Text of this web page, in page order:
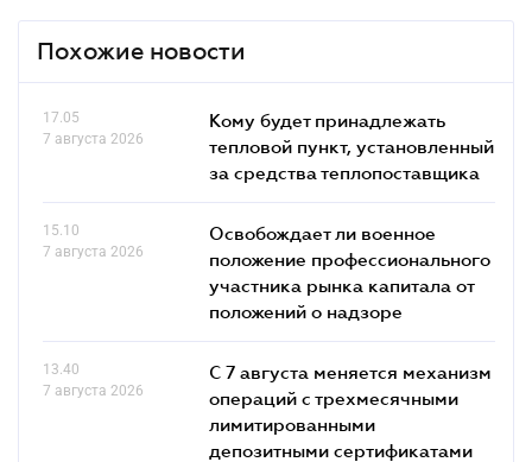
Похожие новости
17.05
7 августа 2026
Кому будет принадлежать
тепловой пункт, установленный
за средства теплопоставщика
15.10
7 августа 2026
Освобождает ли военное
положение профессионального
участника рынка капитала от
положений о надзоре
13.40
7 августа 2026
С 7 августа меняется механизм
операций с трехмесячными
лимитированными
депозитными сертификатами